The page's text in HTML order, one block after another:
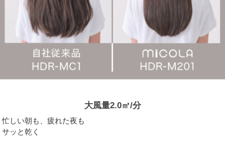
大風量2.0㎥/分
忙しい朝も、疲れた夜も
サッと乾く